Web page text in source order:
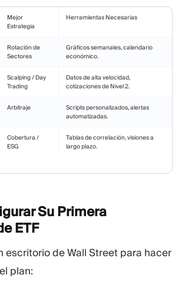
Mejor
Estrategia
Herramientas Necesarias
Rotación de
Sectores
Gráficos semanales, calendario
económico.
Scalping / Day
Trading
Datos de alta velocidad,
cotizaciones de Nivel 2.
Arbitraje
Scripts personalizados, alertas
automatizadas.
Cobertura /
ESG
Tablas de correlación, visiones a
largo plazo.
Su Primera
ETF
escritorio de Wall Street para hacer
plan: